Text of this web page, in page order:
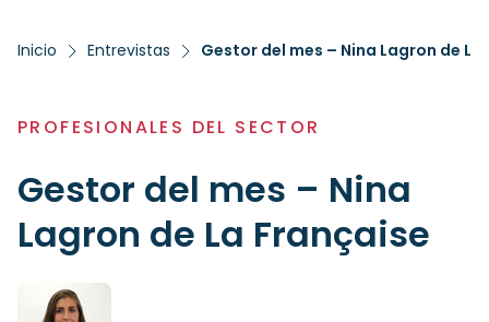
Inicio Entrevistas Gestor del mes – Nina Lagron de
PROFESIONALES DEL SECTOR
Gestor del mes – Nina
Lagron de La Française